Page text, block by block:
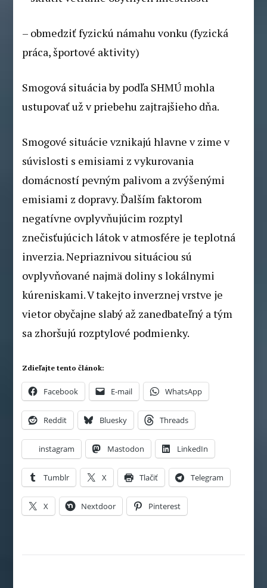
– obmedziť fyzickú námahu vonku (fyzická
práca, športové aktivity)
Smogová situácia by podľa SHMÚ mohla
ustupovať už v priebehu zajtrajšieho dňa.
Smogové situácie vznikajú hlavne v zime v
súvislosti s emisiami z vykurovania
domácností pevným palivom a zvýšenými
emisiami z dopravy. Ďalším faktorom
negatívne ovplyvňujúcim rozptyl
znečisťujúcich látok v atmosfére je teplotná
inverzia. Nepriaznivou situáciou sú
ovplyvňované najmä doliny s lokálnymi
kúreniskami. V takejto inverznej vrstve je
vietor obyčajne slabý až zanedbateľný a tým
sa zhoršujú rozptylové podmienky.
Zdieľajte tento článok:
Facebook E-mail WhatsApp
Reddit Bluesky Threads
instagram Mastodon LinkedIn
Tumblr X Tlačiť Telegram
X Nextdoor Pinterest